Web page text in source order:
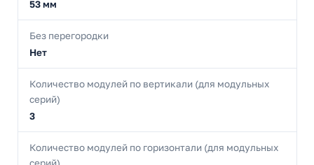
53 мм
Без перегородки
Нет
Количество модулей по вертикали (для модульных
серий)
3
Количество модулей по горизонтали (для модульных